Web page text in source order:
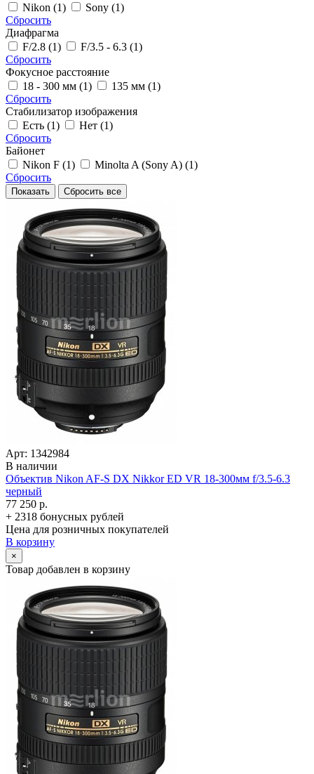
Nikon (1)
Sony (1)
Сбросить
Диафрагма
F/2.8 (1)
F/3.5 - 6.3 (1)
Сбросить
Фокусное расстояние
18 - 300 мм (1)
135 мм (1)
Сбросить
Стабилизатор изображения
Есть (1)
Нет (1)
Сбросить
Байонет
Nikon F (1)
Minolta A (Sony A) (1)
Сбросить
Арт: 1342984
В наличии
Объектив Nikon AF-S DX Nikkor ED VR 18-300мм f/­3.5-6.3
черный
77 250 р.
+ 2318 бонусных рублей
Цена для розничных покупателей
В корзину
×
Товар добавлен в корзину